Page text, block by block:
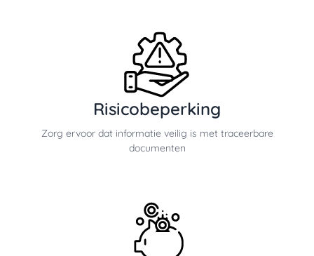
Risicobeperking
Zorg ervoor dat informatie veilig is met traceerbare
documenten